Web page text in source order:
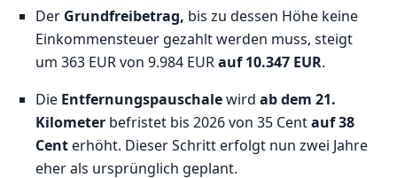
Der Grundfreibetrag, bis zu dessen Höhe keine
Einkommensteuer gezahlt werden muss, steigt
um 363 EUR von 9.984 EURauf 10.347 EUR.
Die Entfernungspauschalewirdabdem 21.
Kilometer befristet bis 2026 von 35 Centauf 38
Centerhöht. Dieser Schritt erfolgt nun zwei Jahre
eher als ursprünglich geplant.